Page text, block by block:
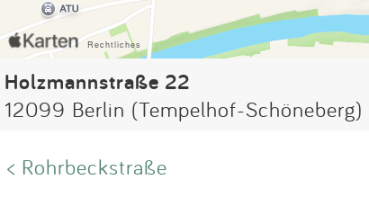
Holzmannstraße 22
12099 Berlin (Tempelhof-Schöneberg)
< Rohrbeckstraße